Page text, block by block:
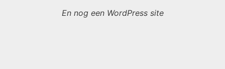
En nog een WordPress site